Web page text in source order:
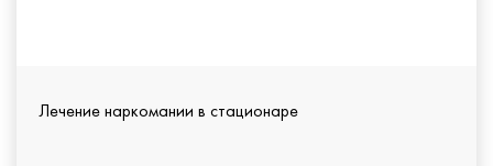
Лечение наркомании в стационаре